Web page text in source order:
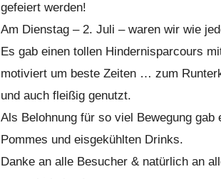
gefeiert werden!
Am Dienstag – 2. Juli – waren wir wie
Es gab einen tollen Hindernisparcours
motiviert um beste Zeiten … zum
und auch fleißig genutzt.
Als Belohnung für so viel Bewegung
Pommes und eisgekühlten Drinks.
Danke an alle Besucher & natürlich an